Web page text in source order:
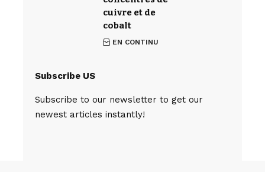
cuivre et de
cobalt
EN CONTINU
Subscribe US
Subscribe to our newsletter to get our
newest articles instantly!